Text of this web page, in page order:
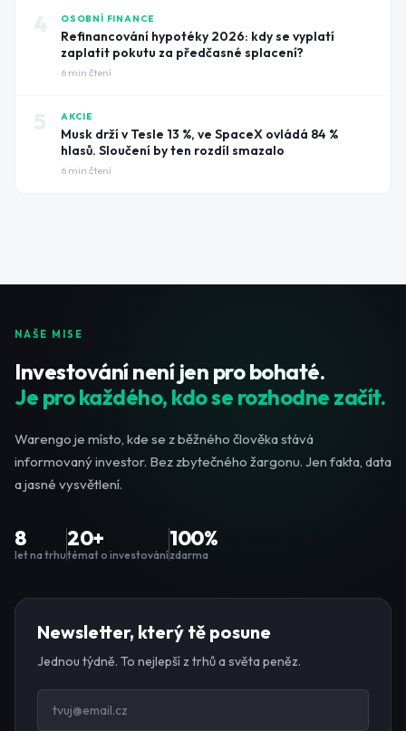
OSOBNÍ FINANCE
Refinancování hypotéky 2026: kdy se vyplatí
zaplatit pokutu za předčasné splacení?
6 min čtení
AKCIE
Musk drží v Tesle 13 %, ve SpaceX ovládá 84 %
hlasů. Sloučení by ten rozdíl smazalo
6 min čtení
NAŠE MISE
Investování není jen pro bohaté.
Je pro každého, kdo se rozhodne začít.
Warengo je místo, kde se z běžného člověka stává
informovaný investor. Bez zbytečného žargonu. Jen fakta, data
a jasné vysvětlení.
8
let na trhu
20+
témat o investování
100%
zdarma
Newsletter, který tě posune
Jednou týdně. To nejlepší z trhů a světa peněz.